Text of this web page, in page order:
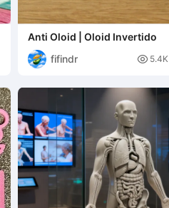
Anti Oloid | Oloid Invertido
fifindr
 5.4K